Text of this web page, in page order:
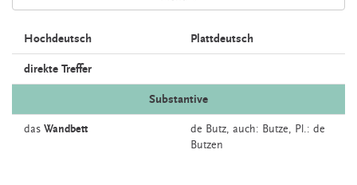
Hochdeutsch Plattdeutsch
direkte Treffer
Substantive
das Wandbett de Butz, auch: Butze, Pl.: de
Butzen